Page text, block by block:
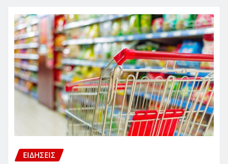
ΕΙΔΗΣΕΙΣ